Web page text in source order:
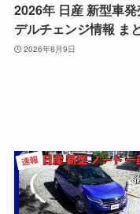
2026年 日産 新型車
デルチェンジ情報 ま
2026年8月9日